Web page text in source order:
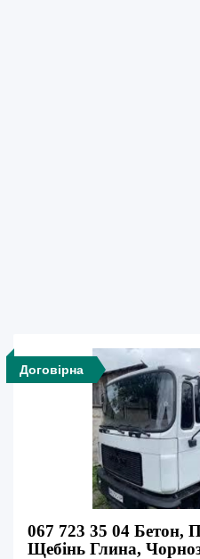
Договірна
067 723 35 04 Бетон,
Щебінь Глина,